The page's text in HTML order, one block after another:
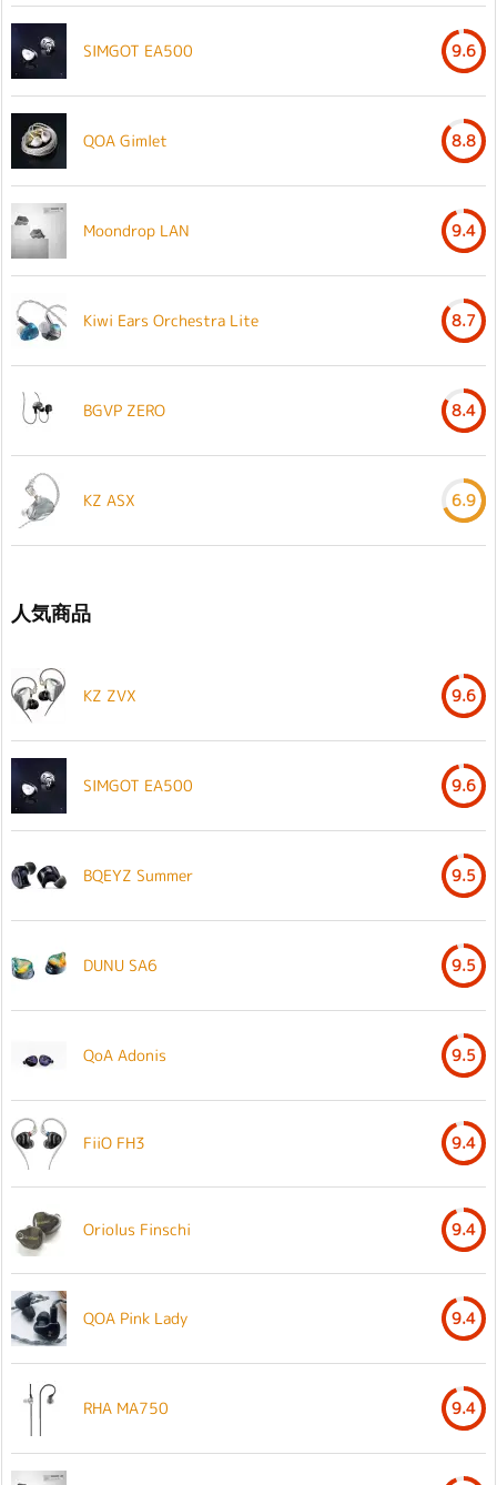
SIMGOT EA500 9.6
QOA Gimlet 8.8
Moondrop LAN 9.4
Kiwi Ears Orchestra Lite 8.7
BGVP ZERO 8.4
KZ ASX 6.9
人気商品
KZ ZVX 9.6
SIMGOT EA500 9.6
BQEYZ Summer 9.5
DUNU SA6 9.5
QoA Adonis 9.5
FiiO FH3 9.4
Oriolus Finschi 9.4
QOA Pink Lady 9.4
RHA MA750 9.4